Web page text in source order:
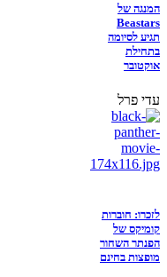
המנגה של
Beastars
תגיע לסיומה
בתחילת
אוקטובר
עדי פרל
לזכרו: חוברות
קומיקס של
הפנתר השחור
מופצות בחינם